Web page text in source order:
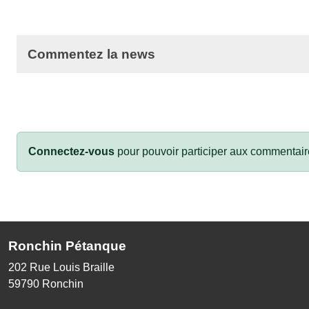
Commentez la news
Connectez-vous pour pouvoir participer aux
Ronchin Pétanque
202 Rue Louis Braille
59790 Ronchin